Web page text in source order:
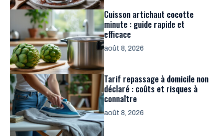
Cuisson artichaut cocotte
minute : guide rapide et
efficace
août 8, 2026
Tarif repassage à domicile non
déclaré : coûts et risques à
connaître
août 8, 2026